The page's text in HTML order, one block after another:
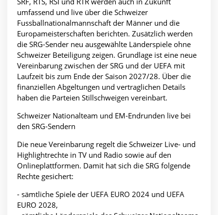
umfassend und live über die Schweizer
Fussballnationalmannschaft der Männer und die
Europameisterschaften berichten. Zusätzlich werden
die SRG-Sender neu ausgewählte Länderspiele ohne
Schweizer Beteiligung zeigen. Grundlage ist eine neue
Vereinbarung zwischen der SRG und der UEFA mit
Laufzeit bis zum Ende der Saison 2027/28. Über die
finanziellen Abgeltungen und vertraglichen Details
haben die Parteien Stillschweigen vereinbart.
Schweizer Nationalteam und EM-Endrunden live bei
den SRG-Sendern
Die neue Vereinbarung regelt die Schweizer Live- und
Highlightrechte in TV und Radio sowie auf den
Onlineplattformen. Damit hat sich die SRG folgende
Rechte gesichert:
- sämtliche Spiele der UEFA EURO 2024 und UEFA
EURO 2028,